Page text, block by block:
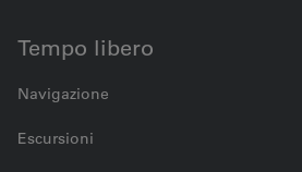
Tempo libero
Navigazione
Escursioni